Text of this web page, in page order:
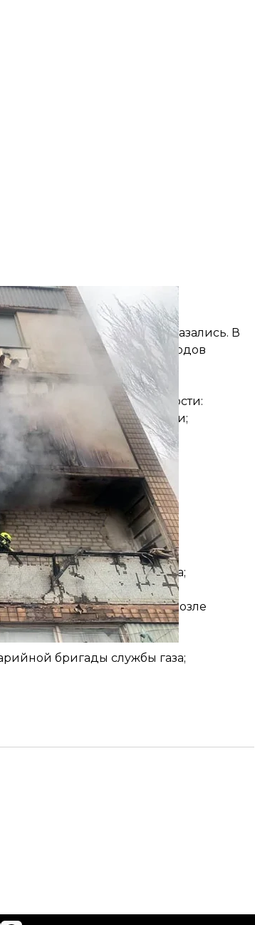
апреля 2023 года
от госпитализации отказались. В
две женщины 1969 и 1932 годов
нет.
газа?
газовые принадлежности:
подачи газа перед ними;
по ее указаниям.
жилого дома:
бригады службы газа;
по ее указаниям.
пункта, возле
бригады службы газа;